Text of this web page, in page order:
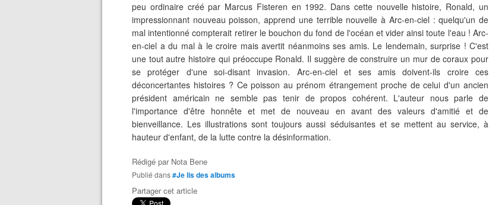
peu ordinaire créé par Marcus Fisteren en 1992. Dans cette nouvelle histoire, Ronald, un
impressionnant nouveau poisson, apprend une terrible nouvelle à Arc-en-ciel : quelqu'un de
mal intentionné compterait retirer le bouchon du fond de l'océan et vider ainsi toute l'eau ! Arc-
en-ciel a du mal à le croire mais avertit néanmoins ses amis. Le lendemain, surprise ! C'est
une tout autre histoire qui préoccupe Ronald. Il suggère de construire un mur de coraux pour
se protéger d'une soi-disant invasion. Arc-en-ciel et ses amis doivent-ils croire ces
déconcertantes histoires ? Ce poisson au prénom étrangement proche de celui d'un ancien
président américain ne semble pas tenir de propos cohérent. L'auteur nous parle de
l'importance d'être honnête et met de nouveau en avant des valeurs d'amitié et de
bienveillance. Les illustrations sont toujours aussi séduisantes et se mettent au service, à
hauteur d'enfant, de la lutte contre la désinformation.
Rédigé par Nota Bene
Publié dans#Je lis des albums
Partager cet article